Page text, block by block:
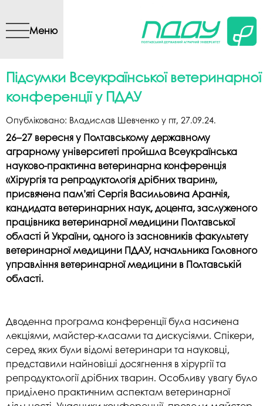
вмісту
Меню
Підсумки Всеукраїнської ветеринарної
конференції у ПДАУ
Опубліковано: Владислав Шевченко у пт, 27.09.24.
26–27 вересня у Полтавському державному
аграрному університеті пройшла Всеукраїнська
науково-практична ветеринарна конференція
«Хірургія та репродуктологія дрібних тварин»,
присвячена пам’яті Сергія Васильовича Аранчія,
кандидата ветеринарних наук, доцента, заслуженого
працівника ветеринарної медицини Полтавської
області й України, одного із засновників факультету
ветеринарної медицини ПДАУ, начальника Головного
управління ветеринарної медицини в Полтавській
області.
Дводенна програма конференції була насичена
лекціями, майстер-класами та дискусіями. Спікери,
серед яких були відомі ветеринари та науковці,
представили найновіші досягнення в хірургії та
репродуктології дрібних тварин. Особливу увагу було
приділено практичним аспектам ветеринарної